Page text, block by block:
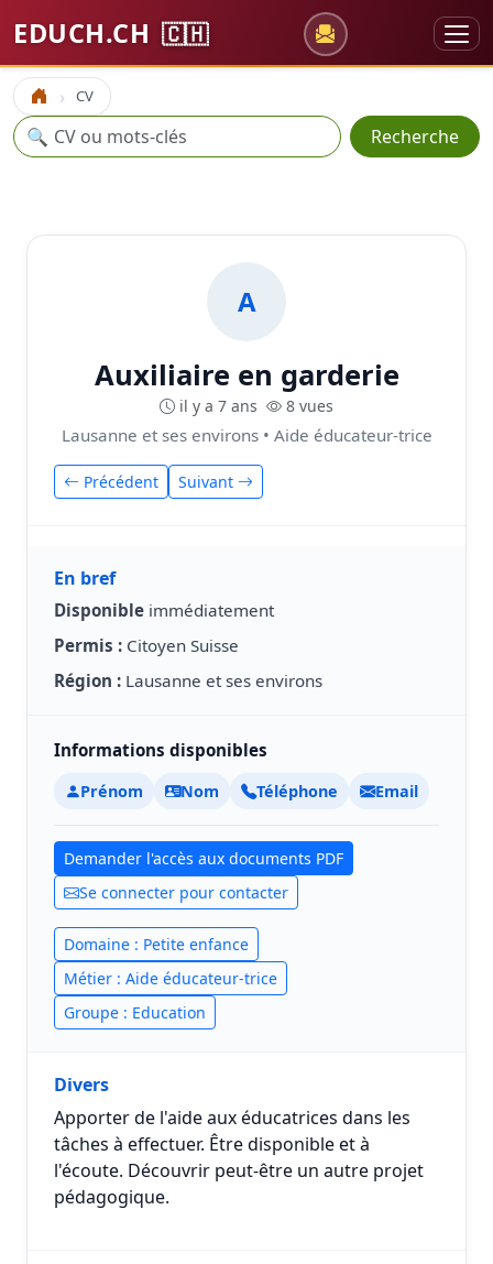
EDUCH.CH 🇨🇭
Accueil CV
Recherche
🔍 Recherche
A
Auxiliaire en garderie
il y a 7 ans 8 vues
Lausanne et ses environs • Aide éducateur-trice
Précédent Suivant
En bref
Disponible immédiatement
Permis : Citoyen Suisse
Région : Lausanne et ses environs
Informations disponibles
Prénom Nom Téléphone Email
Demander l'accès aux documents PDF
Se connecter pour contacter
Domaine : Petite enfance
Métier : Aide éducateur-trice
Groupe : Education
Divers
Apporter de l'aide aux éducatrices dans les
tâches à effectuer. Être disponible et à
l'écoute. Découvrir peut-être un autre projet
pédagogique.